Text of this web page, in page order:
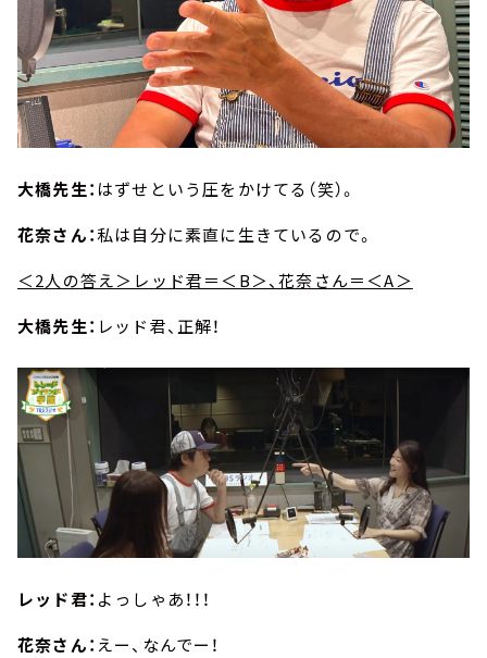
大橋先生： はずせという圧をかけてる（笑）。
花奈さん：私は自分に素直に生きているので。
＜2人の答え＞レッド君＝＜B＞、花奈さん＝＜A＞
大橋先生： レッド君、正解！
レッド君： よっしゃあ！！！
花奈さん： えー、なんでー！